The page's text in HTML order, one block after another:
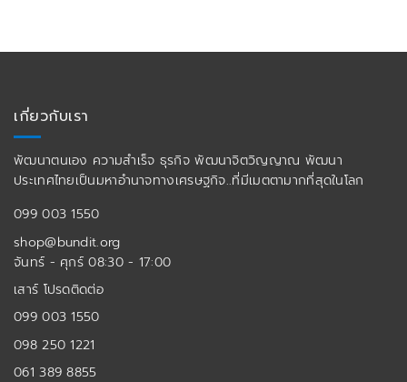
เกี่ยวกับเรา
พัฒนาตนเอง ความสำเร็จ ธุรกิจ พัฒนาจิตวิญญาณ พัฒนา
ประเทศไทยเป็นมหาอำนาจทางเศรษฐกิจ..ที่มีเมตตามากที่สุดในโลก
099 003 1550
shop@bundit.org
จันทร์ - ศุกร์ 08:30 - 17:00
เสาร์ โปรดติดต่อ
099 003 1550
098 250 1221
061 389 8855